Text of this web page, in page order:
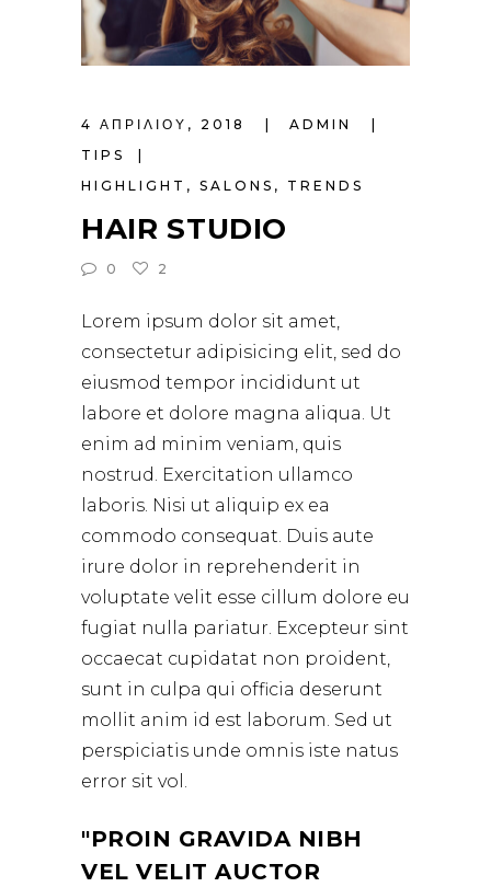
4 ΑΠΡΙΛΊΟΥ, 2018
ADMIN
TIPS
HIGHLIGHT , SALONS , TRENDS
HAIR STUDIO
0 2
Lorem ipsum dolor sit amet,
consectetur adipisicing elit, sed do
eiusmod tempor incididunt ut
labore et dolore magna aliqua. Ut
enim ad minim veniam, quis
nostrud. Exercitation ullamco
laboris. Nisi ut aliquip ex ea
commodo consequat. Duis aute
irure dolor in reprehenderit in
voluptate velit esse cillum dolore eu
fugiat nulla pariatur. Excepteur sint
occaecat cupidatat non proident,
sunt in culpa qui officia deserunt
mollit anim id est laborum. Sed ut
perspiciatis unde omnis iste natus
error sit vol.
PROIN GRAVIDA NIBH
VEL VELIT AUCTOR